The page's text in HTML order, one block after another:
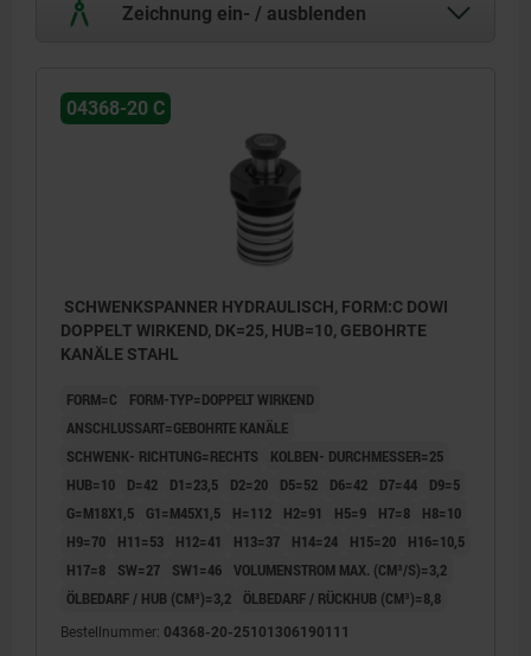
Zeichnung ein- / ausblenden
04368-20 C
SCHWENKSPANNER HYDRAULISCH, FORM:C DOWI
DOPPELT WIRKEND, DK=25, HUB=10, GEBOHRTE
KANÄLE STAHL
FORM=C
FORM-TYP=DOPPELT WIRKEND
ANSCHLUSSART=GEBOHRTE KANÄLE
SCHWENK- RICHTUNG=RECHTS
KOLBEN- DURCHMESSER=25
HUB=10
D=42 D1=23,5 D2=20 D5=52 D6=42 D7=44
D9=5
G=M18X1,5
G1=M45X1,5 H=112 H2=91 H5=9 H7=8
H8=10
H9=70
H11=53 H12=41 H13=37 H14=24 H15=20
H16=10,5
H17=8
SW=27 SW1=46 VOLUMENSTROM MAX. (CM³/S)=3,2
ÖLBEDARF / HUB (CM³)=3,2
ÖLBEDARF / RÜCKHUB (CM³)=8,8
Bestellnummer: 04368-20-25101306190111